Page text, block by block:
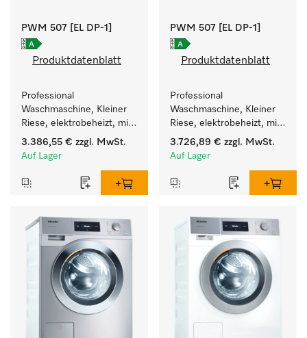
PWM 507 [EL DP-1]
Produktdatenblatt
Professional
Waschmaschine, Kleiner
Riese, elektrobeheizt, mit
Ablaufpumpe und
zielgruppenspezifischen
Leistung 7 kg  in 49 min .
3.386,55 € zzgl. MwSt.
Auf Lager
PWM 507 [EL DP-1]
Produktdatenblatt
Professional
Waschmaschine, Kleiner
Riese, elektrobeheizt, mit
Ablaufpumpe und
zielgruppenspezifischen
Leistung 7 kg  in 49 min .
3.726,89 € zzgl. MwSt.
Auf Lager